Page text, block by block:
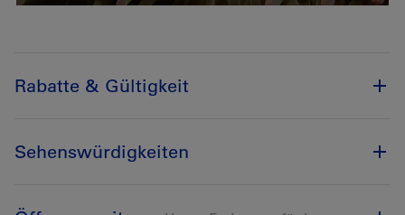
Rabatte & Gültigkeit
Sehenswürdigkeiten